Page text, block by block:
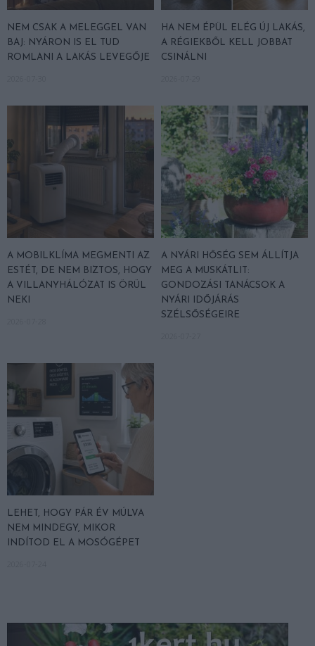
NEM CSAK A MELEGGEL VAN
BAJ: NYÁRON IS EL TUD
ROMLANI A LAKÁS LEVEGŐJE
HA NEM ÉPÜL ELÉG ÚJ LAKÁS,
A RÉGIEKBŐL KELL JOBBAT
CSINÁLNI
A MOBILKLÍMA MEGMENTI AZ
ESTÉT, DE NEM BIZTOS, HOGY
A VILLANYHÁLÓZAT IS ÖRÜL
NEKI
A NYÁRI HŐSÉG SEM ÁLLÍTJA
MEG A MUSKÁTLIT:
GONDOZÁSI TANÁCSOK A
NYÁRI IDŐJÁRÁS
SZÉLSŐSÉGEIRE
LEHET, HOGY PÁR ÉV MÚLVA
NEM MINDEGY, MIKOR
INDÍTOD EL A MOSÓGÉPET